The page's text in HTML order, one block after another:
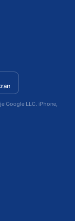
Google LLC. iPhone,